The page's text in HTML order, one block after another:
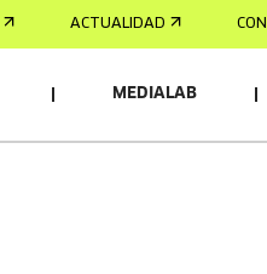
ACTUALIDAD
MEDIALAB